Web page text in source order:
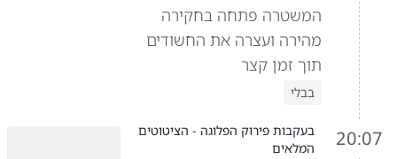
המשטרה פתחה בחקירה
מהירה ועצרה את החשודים
תוך זמן קצר
בבלי
20:07
בעקבות פירוק הפלוגה - הציטוטים
המלאים